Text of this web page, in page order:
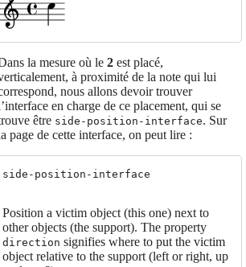
la mesure où le 2est placé,
à proximité de la note qui lui
nous allons devoir trouver
en charge de ce placement, qui se
être side-position-interface. Sur
page de cette interface, on peut lire :
side-position-interface
Position a victim object (this one) next to
other objects (the support). The property
direction signifies where to put the victim
object relative to the support (left or right, up